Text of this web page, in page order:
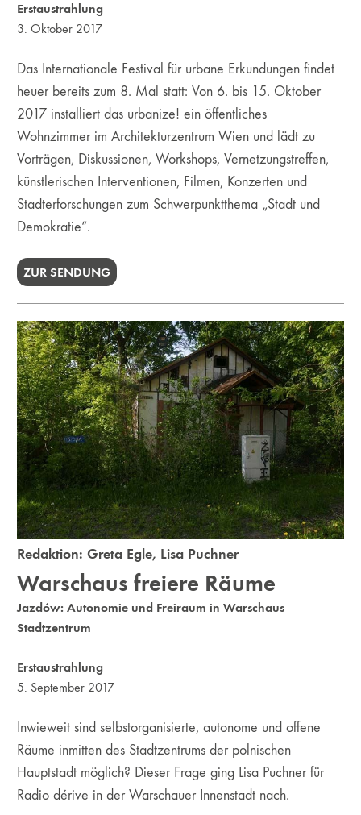
Erstaustrahlung
3. Oktober 2017
Das Internationale Festival für urbane Erkundungen findet
heuer bereits zum 8. Mal statt: Von 6. bis 15. Oktober
2017 installiert das urbanize! ein öffentliches
Wohnzimmer im Architekturzentrum Wien und lädt zu
Vorträgen, Diskussionen, Workshops, Vernetzungstreffen,
künstlerischen Interventionen, Filmen, Konzerten und
Stadterforschungen zum Schwerpunktthema „Stadt und
Demokratie“.
ZUR SENDUNG
Redaktion:Greta Egle, Lisa Puchner
Warschaus freiere Räume
Jazdów: Autonomie und Freiraum in Warschaus
Stadtzentrum
Erstaustrahlung
5. September 2017
Inwieweit sind selbstorganisierte, autonome und offene
Räume inmitten des Stadtzentrums der polnischen
Hauptstadt möglich? Dieser Frage ging Lisa Puchner für
Radio dérive in der Warschauer Innenstadt nach.